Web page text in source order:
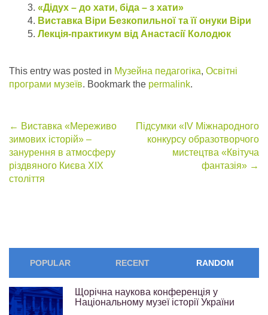
«Дідух – до хати, біда – з хати»
Виставка Віри Безкопильної та її онуки Віри
Лекція-практикум від Анастасії Колодюк
This entry was posted in Музейна педагогіка, Освітні
програми музеїв. Bookmark the permalink.
Post
navigation
← Виставка «Мереживо
зимових історій» –
занурення в атмосферу
різдвяного Києва XIX
століття
Підсумки «IV Міжнародного
конкурсу образотворчого
мистецтва «Квітуча
фантазія» →
POPULAR RECENT RANDOM
Щорічна наукова конференція у
Національному музеї історії України